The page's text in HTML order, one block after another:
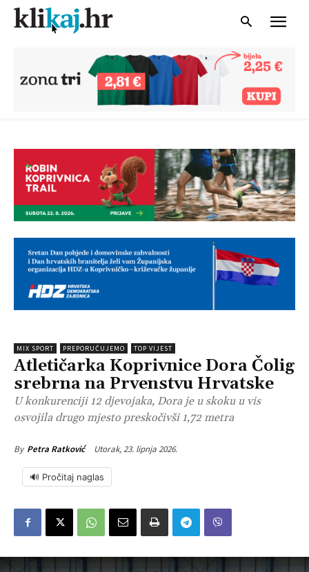
MIX SPORT PREPORUČUJEMO TOP VIJEST
Atletičarka Koprivnice Dora Čolig
srebrna na Prvenstvu Hrvatske
U konkurenciji 12 djevojaka, Dora je u skoku u vis
osvojila drugo mjesto preskočivši 1,72 metra
By Petra Ratković Utorak, 23. lipnja 2026.
🔊 Pročitaj naglas